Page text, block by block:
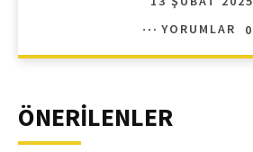
YORUMLAR
0
ÖNERİLENLER